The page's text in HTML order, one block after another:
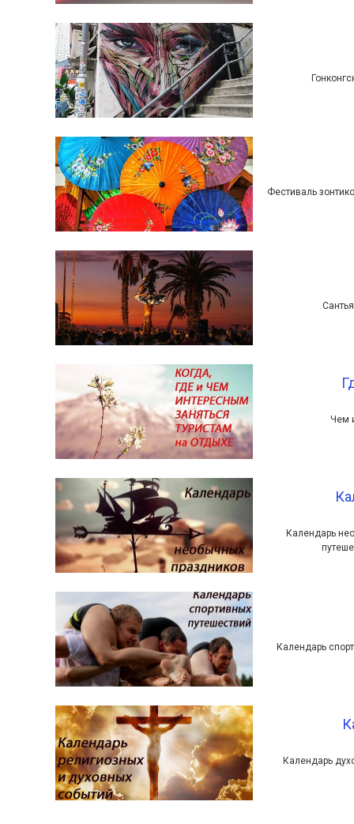
Фестиваль
Чем
Календарь
Календарь
Календарь